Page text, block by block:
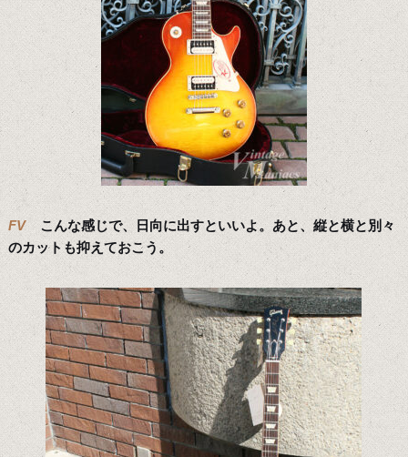
FV
こんな感じで、日向に出すといいよ。あと、縦と横と別々
のカットも抑えておこう。